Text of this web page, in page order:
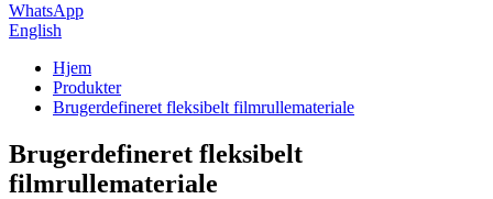
WhatsApp
English
Hjem
Produkter
Brugerdefineret fleksibelt filmrullemateriale
Brugerdefineret fleksibelt
filmrullemateriale